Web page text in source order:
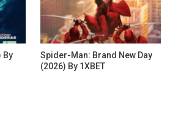
By
Spider-Man: Brand New Day
(2026) By 1XBET